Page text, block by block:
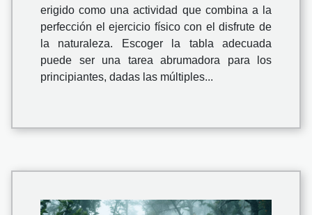
erigido como una actividad que combina a la
perfección el ejercicio físico con el disfrute de
la naturaleza. Escoger la tabla adecuada
puede ser una tarea abrumadora para los
principiantes, dadas las múltiples...